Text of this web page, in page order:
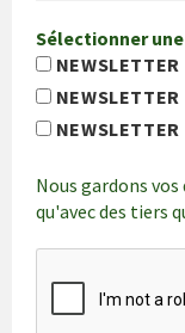
Sélectionner
Nous gardons
qu'avec des tiers